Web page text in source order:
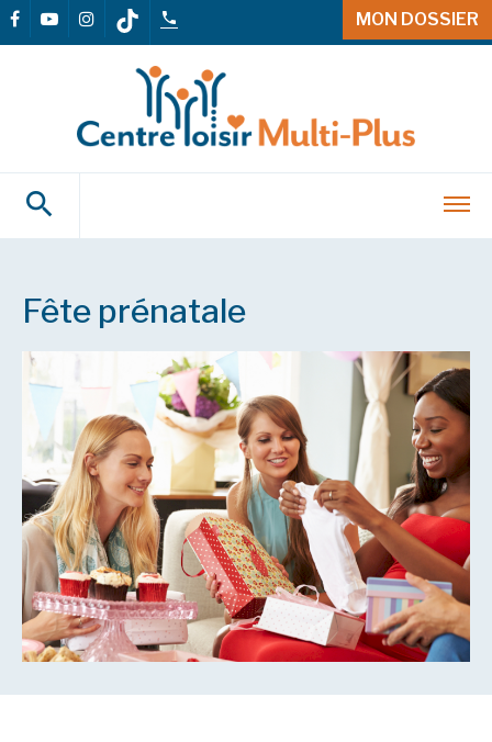
MON DOSSIER
Fête prénatale